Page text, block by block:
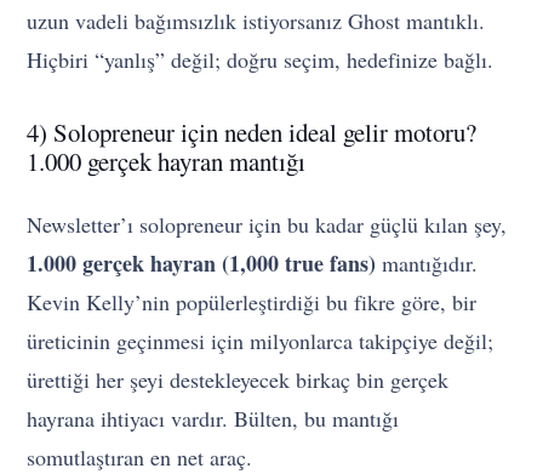
uzun vadeli bağımsızlık istiyorsanız Ghost mantıklı.
Hiçbiri “yanlış” değil; doğru seçim, hedefinize bağlı.
4) Solopreneur için neden ideal gelir motoru?
1.000 gerçek hayran mantığı
Newsletter’ı solopreneur için bu kadar güçlü kılan şey,
1.000 gerçek hayran (1,000 true fans) mantığıdır.
Kevin Kelly’nin popülerleştirdiği bu fikre göre, bir
üreticinin geçinmesi için milyonlarca takipçiye değil;
ürettiği her şeyi destekleyecek birkaç bin gerçek
hayrana ihtiyacı vardır. Bülten, bu mantığı
somutlaştıran en net araç.